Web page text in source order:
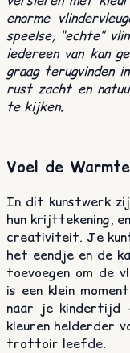
enorme
speelse, “echte”
iedereen van kan
graag terugvinden
rust zacht en
te kijken.
Voel de
In dit kunstwerk
hun krijttekening,
creativiteit. Je
het eendje en de
toevoegen om de
is een klein
naar je
kleuren helderder
trottoir leefde.